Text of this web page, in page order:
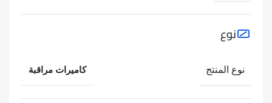
نوع
نوع المنتج كاميرات مراقبة